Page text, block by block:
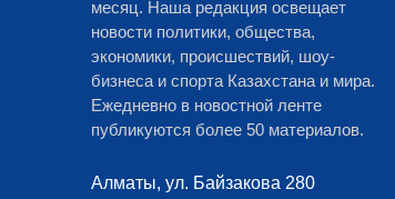
месяц. Наша редакция освещает
новости политики, общества,
экономики, происшествий, шоу-
бизнеса и спорта Казахстана и мира.
Ежедневно в новостной ленте
публикуются более 50 материалов.
Алматы, ул. Байзакова 280